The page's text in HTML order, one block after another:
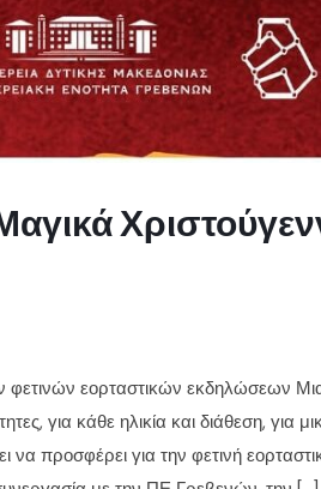
εορταστικών εκδηλώσεων
για κάθε ηλικία και διάθεση, για
να προσφέρει για την φετινή